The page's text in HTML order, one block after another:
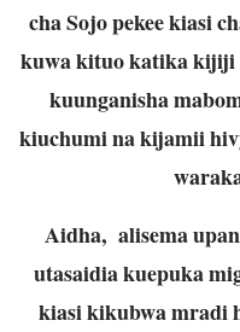
cha Sojo pekee kiasi
kuwa kituo katika kijiji
kuunganisha
kiuchumi na kijamii
Aidha, alisema
utasaidia kuepuka
kiasi kikubwa mradi